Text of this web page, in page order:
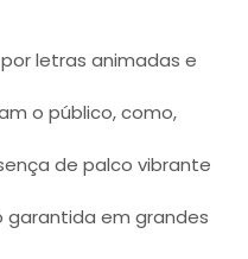
letras animadas e
o público, como,
de palco vibrante
em grandes